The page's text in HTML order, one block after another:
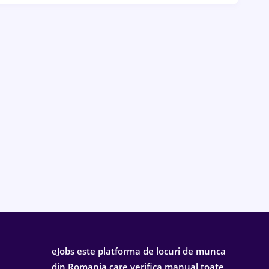
eJobs este platforma de locuri de munca
din Romania care verifica manual toate